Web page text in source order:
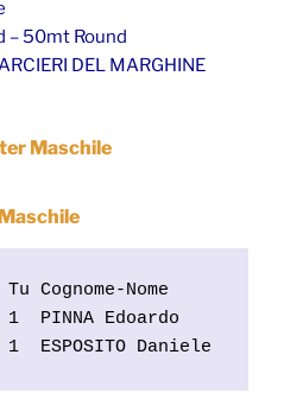
– 50mt Round
DEL MARGHINE
Maschile
Tu Cognome-Nome
1  PINNA Edoardo
ESPOSITO Daniele